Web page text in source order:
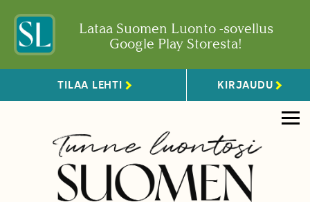
Lataa Suomen Luonto -sovellus
Google Play Storesta!
TILAA LEHTI KIRJAUDU